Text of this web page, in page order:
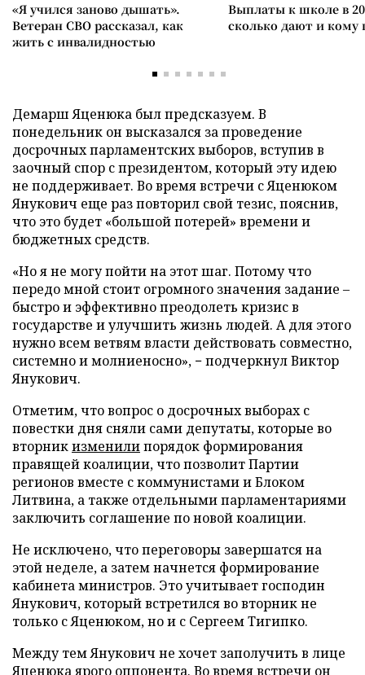
«Я учился заново дышать».
Ветеран СВО рассказал, как
жить с инвалидностью
Выплаты к школе в
сколько дают и
Демарш Яценюка был предсказуем. В
понедельник он высказался за проведение
досрочных парламентских выборов, вступив в
заочный спор с президентом, который эту идею
не поддерживает. Во время встречи с Яценюком
Янукович еще раз повторил свой тезис, пояснив,
что это будет «большой потерей» времени и
бюджетных средств.
«Но я не могу пойти на этот шаг. Потому что
передо мной стоит огромного значения задание –
быстро и эффективно преодолеть кризис в
государстве и улучшить жизнь людей. А для этого
нужно всем ветвям власти действовать совместно,
системно и молниеносно», − подчеркнул Виктор
Янукович.
Отметим, что вопрос о досрочных выборах с
повестки дня сняли сами депутаты, которые во
вторникизменилипорядок формирования
правящей коалиции, что позволит Партии
регионов вместе с коммунистами и Блоком
Литвина, а также отдельными парламентариями
заключить соглашение по новой коалиции.
Не исключено, что переговоры завершатся на
этой неделе, а затем начнется формирование
кабинета министров. Это учитывает господин
Янукович, который встретился во вторник не
только с Яценюком, но и с Сергеем Тигипко.
Между тем Янукович не хочет заполучить в лице
Яценюка ярого оппонента. Во время встречи он